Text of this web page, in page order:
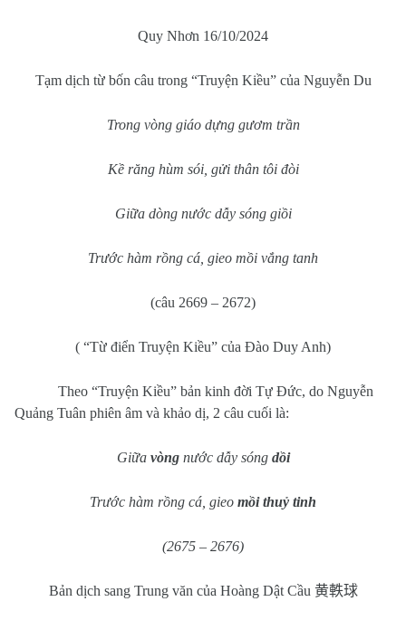
Quy Nhơn 16/10/2024
Tạm dịch từ bốn câu trong “Truyện Kiều” của Nguyễn Du
Trong vòng giáo dựng gươm trần
Kề răng hùm sói, gửi thân tôi đòi
Giữa dòng nước dẫy sóng giồi
Trước hàm rồng cá, gieo mồi vắng tanh
(câu 2669 – 2672)
( “Từ điển Truyện Kiều” của Đào Duy Anh)
Theo “Truyện Kiều” bản kinh đời Tự Đức, do Nguyễn
Quảng Tuân phiên âm và khảo dị, 2 câu cuối là:
Giữa vòngnước dẫy sóng dồi
Trước hàm rồng cá, gieo mồi thuỷ tinh
(2675 – 2676)
Bản dịch sang Trung văn của Hoàng Dật Cầu 黄軼球